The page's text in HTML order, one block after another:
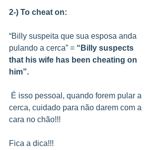
2-) To cheat on:
“Billy suspeita que sua esposa anda
pulando a cerca” = “Billy suspects
that his wife has been cheating on
him”.
cerca, cuidado para não darem com a
cara no chão!!!
Fica a dica!!!